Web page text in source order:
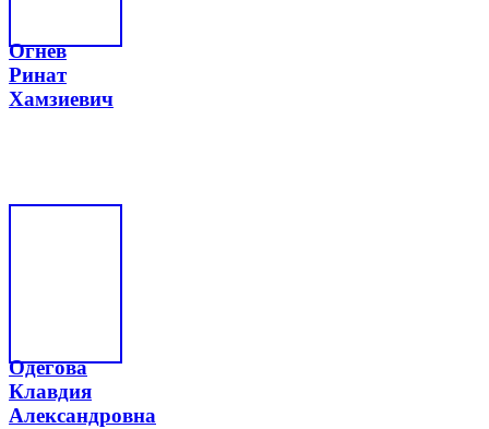
Огнев
Ринат
Хамзиевич
Одегова
Клавдия
Александровна